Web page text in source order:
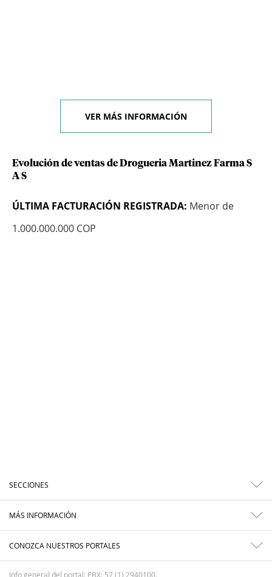
VER MÁS INFORMACIÓN
Evolución de ventas de Drogueria Martinez Farma S
A S
ÚLTIMA FACTURACIÓN REGISTRADA: Menor de
1.000.000.000 COP
SECCIONES
MÁS INFORMACIÓN
CONOZCA NUESTROS PORTALES
Info general del portal: PBX: 57 (1) 2940100.